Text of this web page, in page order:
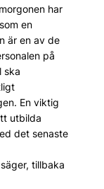
har
en
är en av de
på
ska
En viktig
utbilda
det senaste
tillbaka